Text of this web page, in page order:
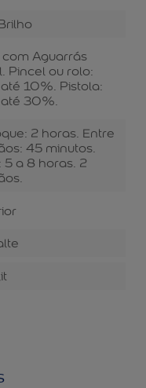
com Aguarrás
Pincel ou rolo:
10%. Pistola:
até 30%.
2 horas. Entre
45 minutos.
5 a 8 horas. 2